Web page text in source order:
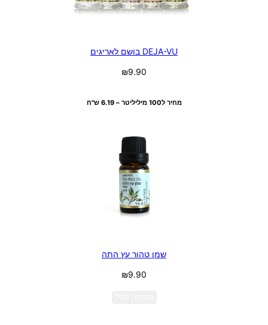
DEJA-VU בושם לאריגים
₪9.90
מחיר ל100 מיליליטר – 6.19 ש"ח
שמן טהור עץ התה
₪9.90